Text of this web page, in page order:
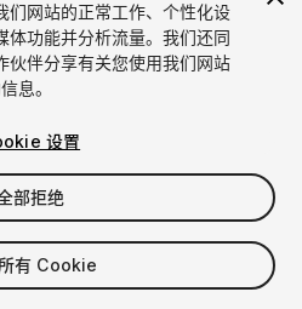
1/15
网站的正常工作、个性化设
体功能并分析流量。我们还同
伙伴分享有关您使用我们网站
息。
设置
部拒绝
有 Cookie